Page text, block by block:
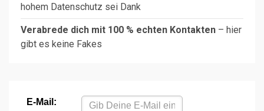
hohem Datenschutz sei Dank
Verabrede dich mit 100 % echten Kontakten – hier
gibt es keine Fakes